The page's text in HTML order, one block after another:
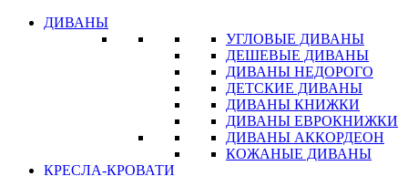
ДИВАНЫ
УГЛОВЫЕ ДИВАНЫ
ДЕШЕВЫЕ ДИВАНЫ
ДИВАНЫ НЕДОРОГО
ДЕТСКИЕ ДИВАНЫ
ДИВАНЫ КНИЖКИ
ДИВАНЫ ЕВРОКНИЖКИ
ДИВАНЫ АККОРДЕОН
КОЖАНЫЕ ДИВАНЫ
КРЕСЛА-КРОВАТИ